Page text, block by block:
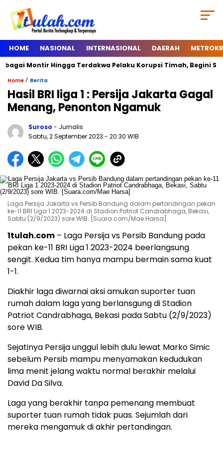
HOME NASIONAL INTERNASIONAL DAERAH
Montir Hingga Terdakwa Pelaku Korupsi Timah, Begini
Home / Berita
Hasil BRI liga 1 : Persija Jakarta Gagal
Menang, Penonton Ngamuk
Suroso - Jurnalis
Sabtu, 2 September 2023 - 20:30 WIB
Laga Persija Jakarta vs Persib Bandung dalam pertandingan pekan
ke-11 BRI Liga 1 2023-2024 di Stadion Patriot Candrabhaga, Bekasi,
Sabtu (2/9/2023) sore WIB. [Suara.com/Mae Harsa]
1tulah.com – Laga Persija vs Persib Bandung pada
pekan ke-11 BRI Liga 1 2023-2024 beerlangsung
sengit. Kedua tim hanya mampu bermain sama kuat
1-1.
Diakhir laga diwarnai aksi amukan suporter tuan
rumah dalam laga yang berlansgung di Stadion
Patriot Candrabhaga, Bekasi pada Sabtu (2/9/2023)
sore WIB.
Sejatinya Persija unggul lebih dulu lewat Marko Simic
sebelum Persib mampu menyamakan kedudukan
lima menit jelang waktu normal berakhir melalui
David Da Silva.
Laga yang berakhir tanpa pemenang membuat
suporter tuan rumah tidak puas. Sejumlah dari
mereka mengamuk di akhir pertandingan.